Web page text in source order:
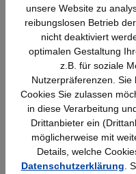
56,41 €*
Schnelle Lieferung
Bundesweit
unsere Website zu
reibungslosen Betrieb
nicht deaktiviert
optimalen Gestaltung
z.B. für soziale
Nutzerpräferenzen.
Cookies Sie zulassen
in diese Verarbeitung
Drittanbieter ein
möglicherweise mit
Details, welche
Datenschutzerklärung .